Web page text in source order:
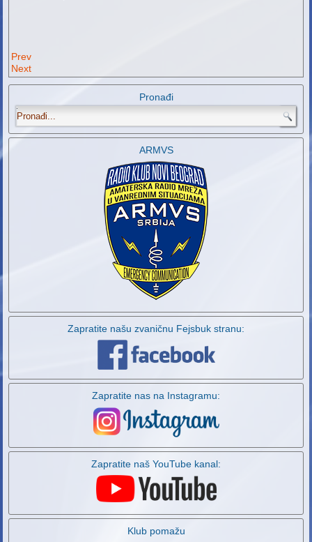
Prev
Next
Pronađi
.
ARMVS
Zapratite našu zvaničnu Fejsbuk stranu:
Zapratite nas na Instagramu:
Zapratite naš YouTube kanal:
Klub pomažu